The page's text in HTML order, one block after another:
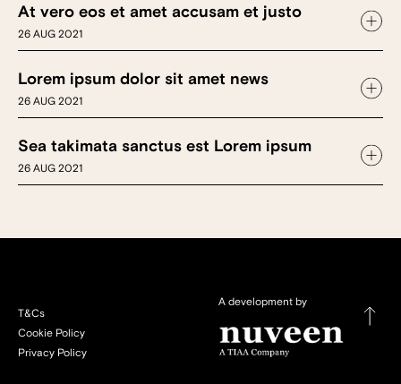
At vero eos et amet accusam et justo
26 AUG 2021
Lorem ipsum dolor sit amet news
26 AUG 2021
Sea takimata sanctus est Lorem ipsum
26 AUG 2021
T&Cs
Cookie Policy
Privacy Policy
A development by